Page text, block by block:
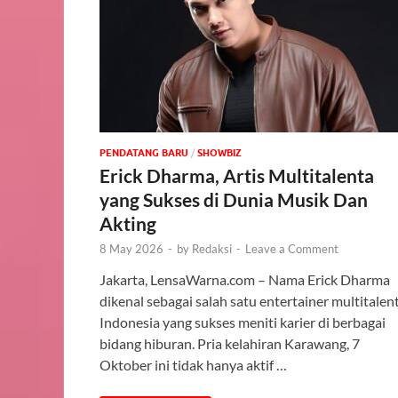
PENDATANG BARU / ‎SHOWBIZ
Erick Dharma, Artis Multitalenta
yang Sukses di Dunia Musik Dan
Akting
8 May 2026 - by Redaksi - Leave a Comment
Jakarta, LensaWarna.com – Nama Erick Dharma
dikenal sebagai salah satu entertainer
Indonesia yang sukses meniti karier di berbagai
bidang hiburan. Pria kelahiran Karawang, 7
Oktober ini tidak hanya aktif …